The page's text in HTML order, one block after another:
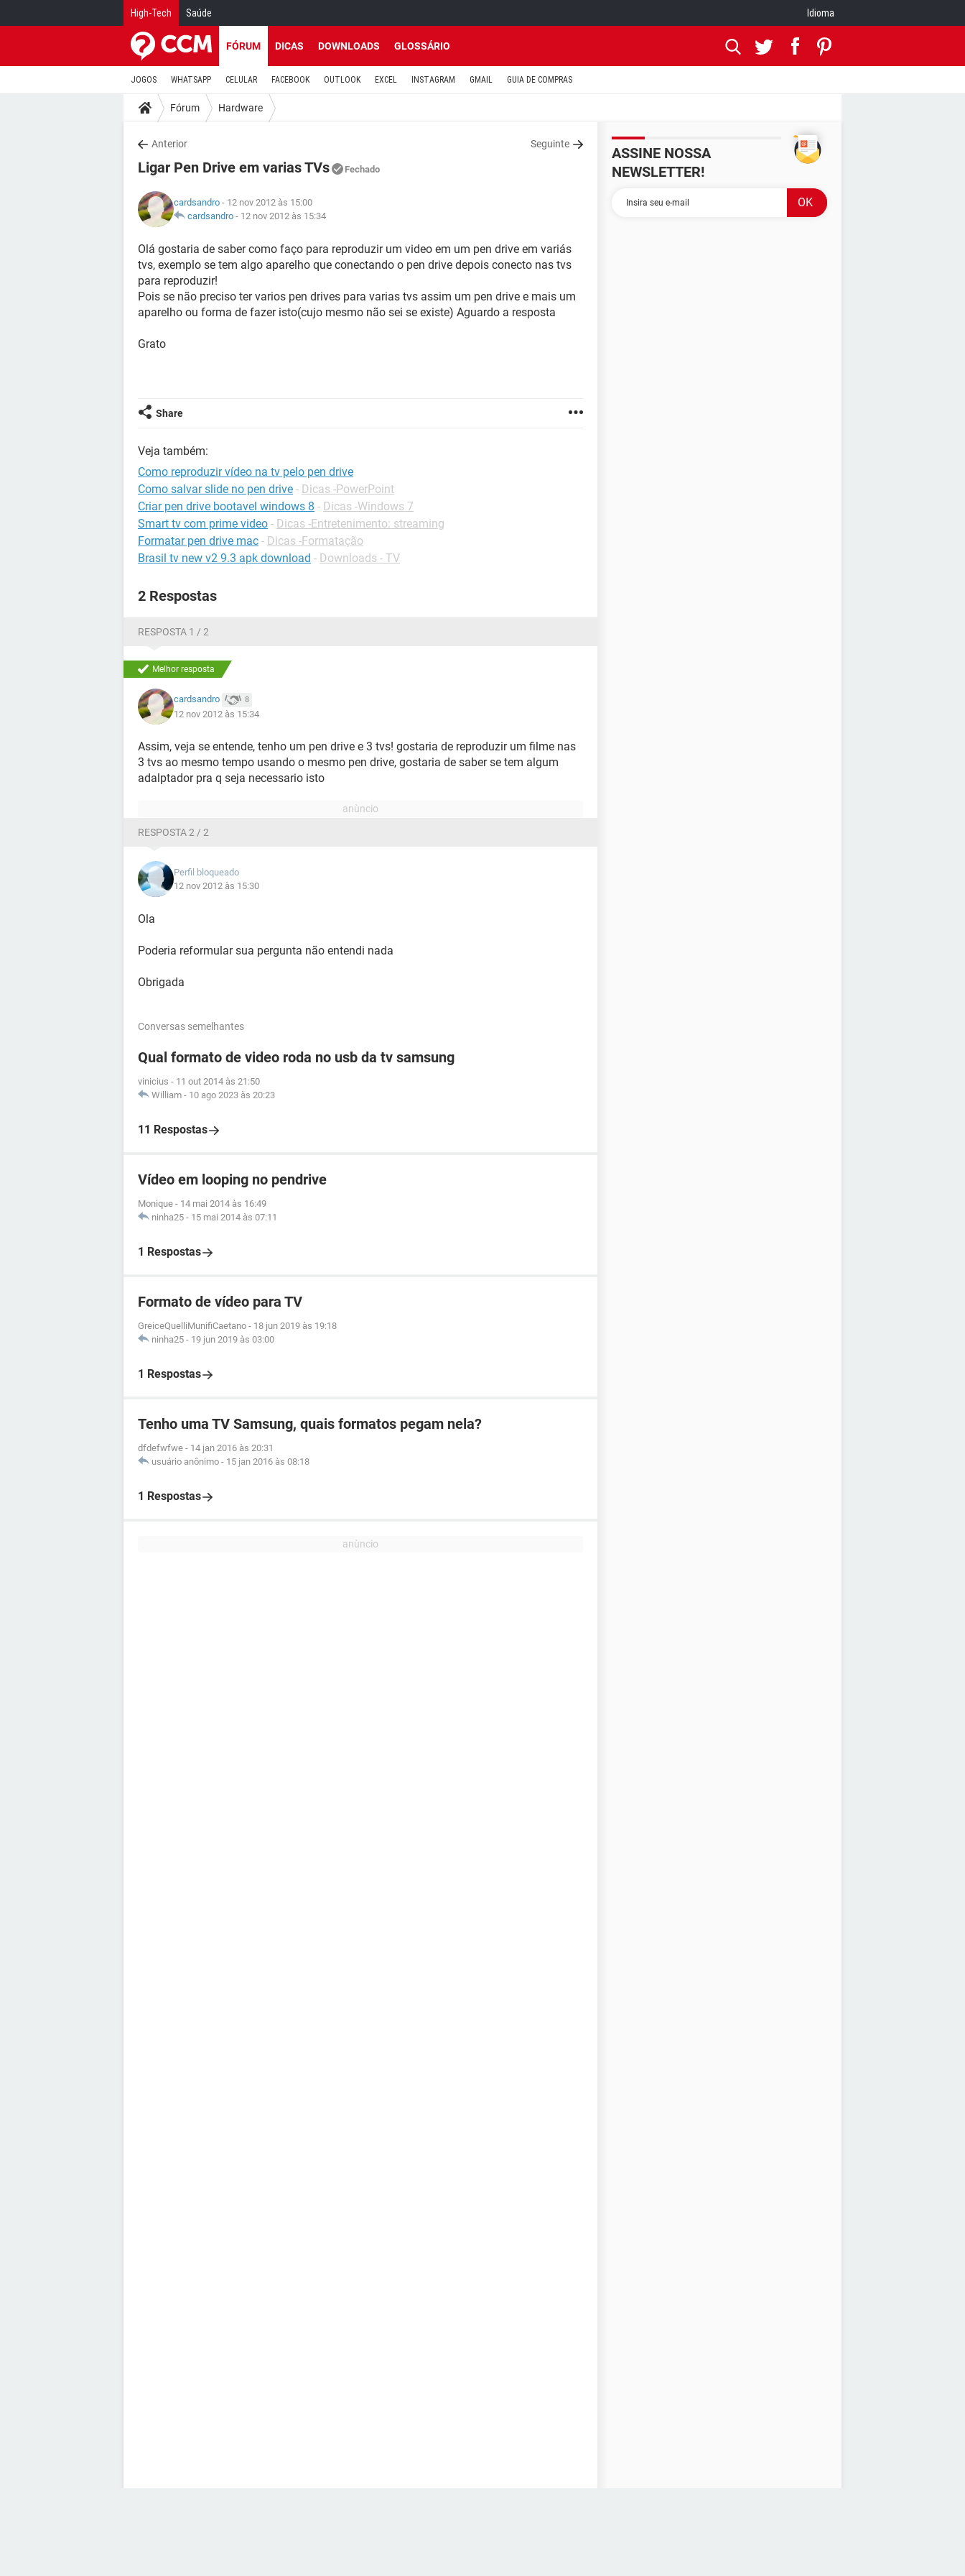
High-Tech Saúde Idioma
FÓRUM DICAS DOWNLOADS GLOSSÁRIO
JOGOS WHATSAPP CELULAR FACEBOOK OUTLOOK EXCEL INSTAGRAM GMAIL GUIA DE COMPRAS
Fórum Hardware
Anterior Seguinte
Ligar Pen Drive em varias TVs Fechado
cardsandro - 12 nov 2012 às 15:00
cardsandro - 12 nov 2012 às 15:34
Olá gostaria de saber como faço para reproduzir um video em um pen drive em variás
tvs, exemplo se tem algo aparelho que conectando o pen drive depois conecto nas tvs
para reproduzir!
Pois se não preciso ter varios pen drives para varias tvs assim um pen drive e mais um
aparelho ou forma de fazer isto(cujo mesmo não sei se existe) Aguardo a resposta
Grato
Share
Veja também:
Como reproduzir vídeo na tv pelo pen drive
Como salvar slide no pen drive - Dicas -PowerPoint
Criar pen drive bootavel windows 8 - Dicas -Windows 7
Smart tv com prime video - Dicas -Entretenimento: streaming
Formatar pen drive mac - Dicas -Formatação
Brasil tv new v2 9.3 apk download - Downloads - TV
2 Respostas
RESPOSTA 1 / 2
Melhor resposta
cardsandro 8
12 nov 2012 às 15:34
Assim, veja se entende, tenho um pen drive e 3 tvs! gostaria de reproduzir um filme nas
3 tvs ao mesmo tempo usando o mesmo pen drive, gostaria de saber se tem algum
adalptador pra q seja necessario isto
RESPOSTA 2 / 2
Perfil bloqueado
12 nov 2012 às 15:30
Ola
Poderia reformular sua pergunta não entendi nada
Obrigada
Conversas semelhantes
Qual formato de video roda no usb da tv samsung
vinicius - 11 out 2014 às 21:50
William - 10 ago 2023 às 20:23
11 Respostas
Vídeo em looping no pendrive
Monique - 14 mai 2014 às 16:49
ninha25 - 15 mai 2014 às 07:11
1 Respostas
Formato de vídeo para TV
GreiceQuelliMunifiCaetano - 18 jun 2019 às 19:18
ninha25 - 19 jun 2019 às 03:00
1 Respostas
Tenho uma TV Samsung, quais formatos pegam nela?
dfdefwfwe - 14 jan 2016 às 20:31
usuário anônimo - 15 jan 2016 às 08:18
1 Respostas
ASSINE NOSSA
NEWSLETTER!